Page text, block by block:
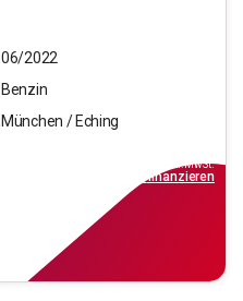
06/2022
Benzin
München / Eching
inkl.MwSt.
finanzieren